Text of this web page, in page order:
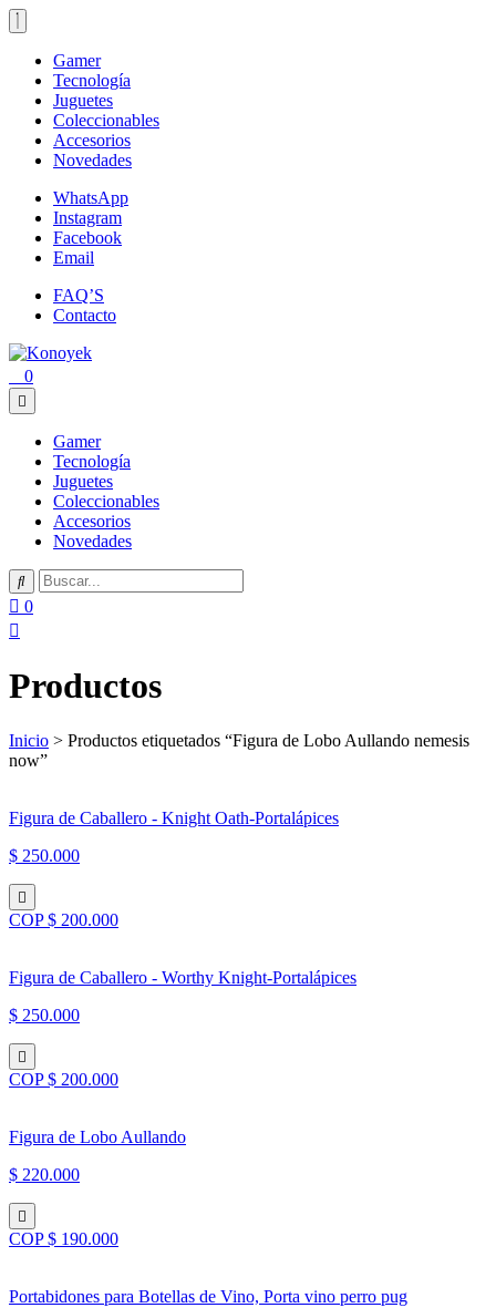
Gamer
Tecnología
Juguetes
Coleccionables
Accesorios
Novedades
WhatsApp
Instagram
Facebook
Email
FAQ’S
Contacto
0
Gamer
Tecnología
Juguetes
Coleccionables
Accesorios
Novedades
0
Productos
Inicio > Productos etiquetados “Figura de Lobo Aullando nemesis
now”
Figura de Caballero - Knight Oath-Portalápices
$ 250.000
COP $ 200.000
Figura de Caballero - Worthy Knight-Portalápices
$ 250.000
COP $ 200.000
Figura de Lobo Aullando
$ 220.000
COP $ 190.000
Portabidones para Botellas de Vino, Porta vino perro pug